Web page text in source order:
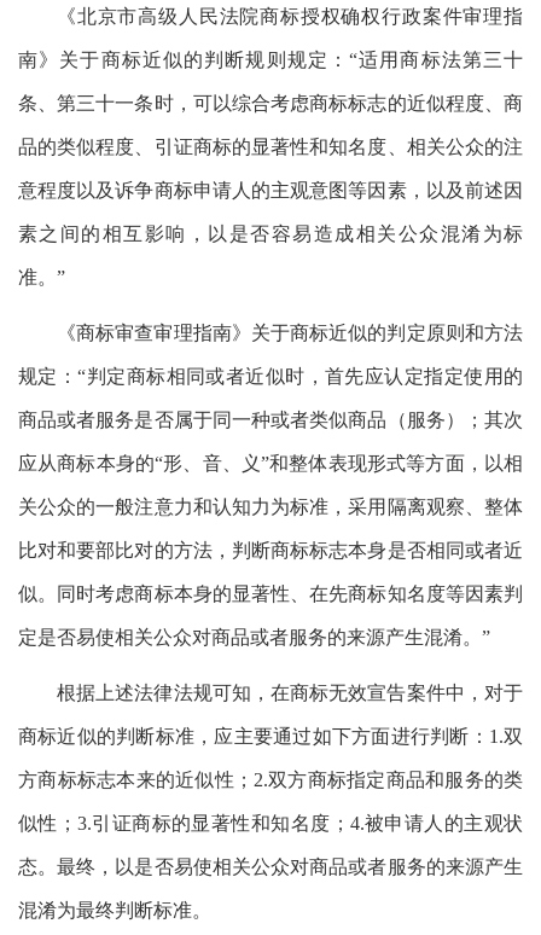
《北京市高级人民法院商标授权确权行政案件审理指
南》关于商标近似的判断规则规定：“适用商标法第三十
条、第三十一条时，可以综合考虑商标标志的近似程度、商
品的类似程度、引证商标的显著性和知名度、相关公众的注
意程度以及诉争商标申请人的主观意图等因素，以及前述因
素之间的相互影响，以是否容易造成相关公众混淆为标
准。”
《商标审查审理指南》关于商标近似的判定原则和方法
规定：“判定商标相同或者近似时，首先应认定指定使用的
商品或者服务是否属于同一种或者类似商品（服务）；其次
应从商标本身的“形、音、义”和整体表现形式等方面，以相
关公众的一般注意力和认知力为标准，采用隔离观察、整体
比对和要部比对的方法，判断商标标志本身是否相同或者近
似。同时考虑商标本身的显著性、在先商标知名度等因素判
定是否易使相关公众对商品或者服务的来源产生混淆。”
根据上述法律法规可知，在商标无效宣告案件中，对于
商标近似的判断标准，应主要通过如下方面进行判断：1.双
方商标标志本来的近似性；2.双方商标指定商品和服务的类
似性；3.引证商标的显著性和知名度；4.被申请人的主观状
态。最终，以是否易使相关公众对商品或者服务的来源产生
混淆为最终判断标准。